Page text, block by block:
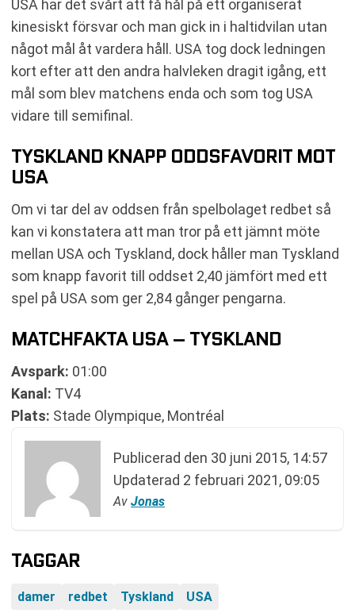
USA har det svårt att få hål på ett organiserat
kinesiskt försvar och man gick in i haltidvilan utan
något mål åt vardera håll. USA tog dock ledningen
kort efter att den andra halvleken dragit igång, ett
mål som blev matchens enda och som tog USA
vidare till semifinal.
TYSKLAND KNAPP ODDSFAVORIT MOT
USA
Om vi tar del av oddsen från spelbolaget redbet så
kan vi konstatera att man tror på ett jämnt möte
mellan USA och Tyskland, dock håller man Tyskland
som knapp favorit till oddset 2,40 jämfört med ett
spel på USA som ger 2,84 gånger pengarna.
MATCHFAKTA USA – TYSKLAND
Avspark: 01:00
Kanal: TV4
Plats: Stade Olympique, Montréal
Publicerad den 30 juni 2015, 14:57
Updaterad 2 februari 2021, 09:05
Av Jonas
TAGGAR
damer redbet Tyskland USA